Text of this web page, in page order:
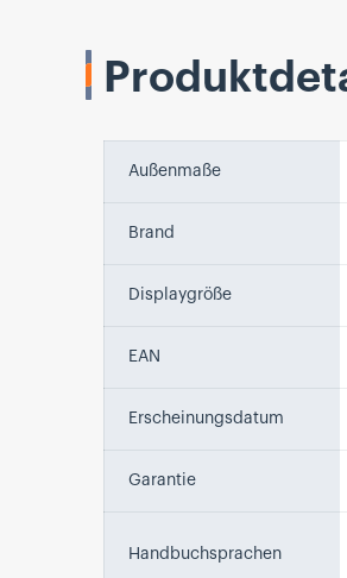
Außenmaße
Brand
Displaygröße
EAN
Erscheinungsdatum
Garantie
Handbuchsprachen